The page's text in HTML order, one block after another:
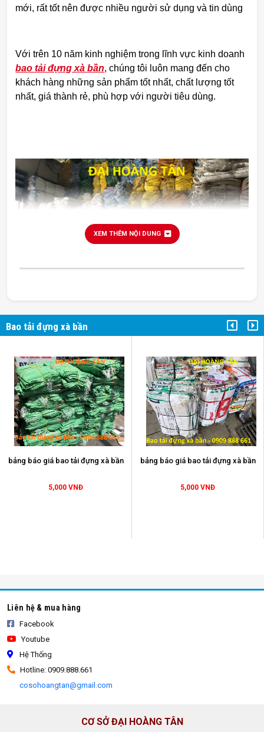
mới, rất tốt nên được nhiều người sử dụng và tin dùng
Với trên 10 năm kinh nghiệm trong lĩnh vực kinh doanh
bao tải đựng xà bần, chúng tôi luôn mang đến cho
khách hàng những sản phẩm tốt nhất, chất lượng tốt
nhất, giá thành rẻ, phù hợp với người tiêu dùng.
XEM THÊM NỘI DUNG
Bao tải đựng xà bần
bảng báo giá bao tải đựng xà bần
5,000 VNĐ
bảng báo giá bao tải đựng xà bần
5,000 VNĐ
Liên hệ & mua hàng
Facebook
Youtube
Hệ Thống
Hotline: 0909.888.661
cosohoangtan@gmail.com
CƠ SỞ ĐẠI HOÀNG TÂN